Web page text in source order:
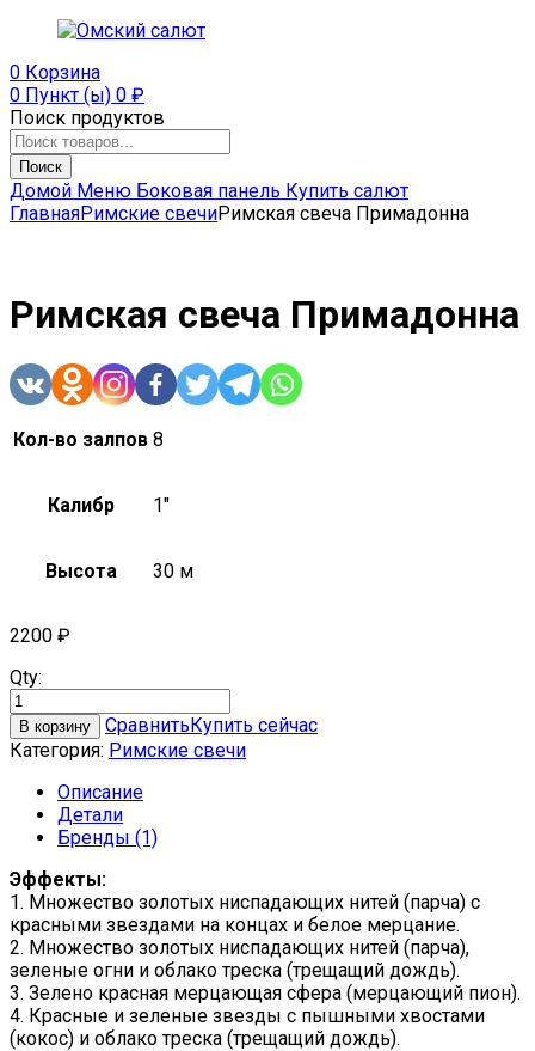
0 Корзина
0 Пункт (ы) 0 ₽
Поиск продуктов
Поиск
Домой Меню Боковая панель Купить салют
ГлавнаяРимские свечиРимская свеча Примадонна
Римская свеча Примадонна
Кол-во залпов 8
Калибр 1"
Высота 30 м
2200 ₽
Qty:
В корзину СравнитьКупить сейчас
Категория: Римские свечи
Описание
Детали
Бренды (1)
Эффекты:
1. Множество золотых ниспадающих нитей (парча) с
красными звездами на концах и белое мерцание.
2. Множество золотых ниспадающих нитей (парча),
зеленые огни и облако треска (трещащий дождь).
3. Зелено красная мерцающая сфера (мерцающий пион).
4. Красные и зеленые звезды с пышными хвостами
(кокос) и облако треска (трещащий дождь).